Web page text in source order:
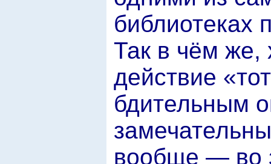
библиотеках
Так в чём же,
действие
бдительным
вообще — во